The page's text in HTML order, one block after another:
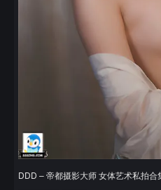
DDD – 帝都摄影大师 女体艺术私拍